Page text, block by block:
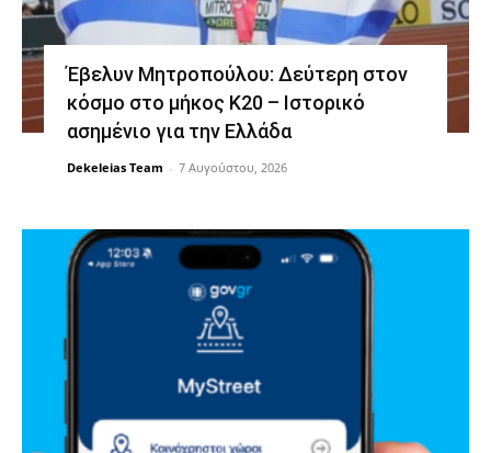
Έβελυν Μητροπούλου: Δεύτερη στον
κόσμο στο μήκος Κ20 – Ιστορικό
ασημένιο για την Ελλάδα
Dekeleias Team - 7 Αυγούστου, 2026